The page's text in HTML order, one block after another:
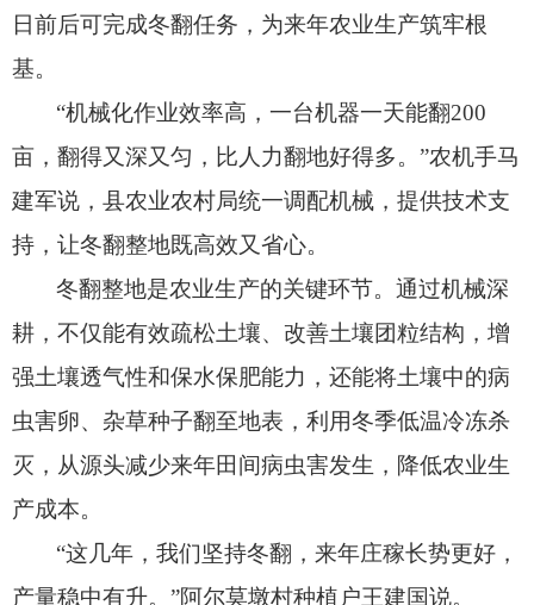
日前后可完成冬翻任务， 为来年农业生产筑牢根
基。
“机械化作业效率高，一台机器一天能翻200
亩， 翻得又深又匀， 比人力翻地好得多。 ”农机手马
建军说， 县农业农村局统一调配机械， 提供技术支
持， 让冬翻整地既高效又省心。
冬翻整地是农业生产的关键环节。通过机械深
耕， 不仅能有效疏松土壤、 改善土壤团粒结构， 增
强土壤透气性和保水保肥能力， 还能将土壤中的病
虫害卵、 杂草种子翻至地表， 利用冬季低温冷冻杀
灭， 从源头减少来年田间病虫害发生， 降低农业生
产成本。
“这几年，我们坚持冬翻，来年庄稼长势更好，
产量稳中有升。 ”阿尔莫墩村种植户王建国说。